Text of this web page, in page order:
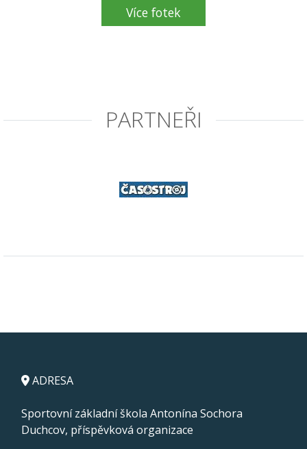
Více fotek
PARTNEŘI
ADRESA
Sportovní základní škola Antonína Sochora
Duchcov, příspěvková organizace